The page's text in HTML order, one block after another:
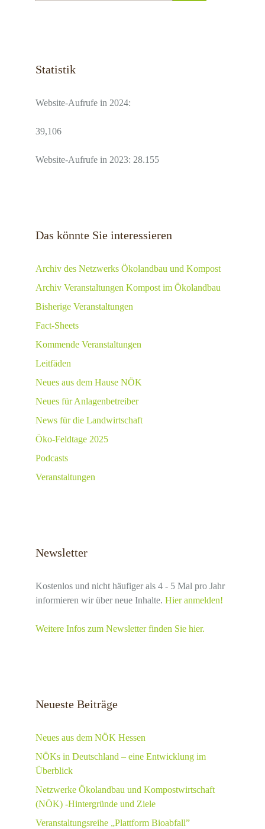
Statistik
Website-Aufrufe in 2024:
39,106
Website-Aufrufe in 2023: 28.155
Das könnte Sie interessieren
Archiv des Netzwerks Ökolandbau und Kompost
Archiv Veranstaltungen Kompost im Ökolandbau
Bisherige Veranstaltungen
Fact-Sheets
Kommende Veranstaltungen
Leitfäden
Neues aus dem Hause NÖK
Neues für Anlagenbetreiber
News für die Landwirtschaft
Öko-Feldtage 2025
Podcasts
Veranstaltungen
Newsletter
Kostenlos und nicht häufiger als 4 - 5 Mal pro Jahr
informieren wir über neue Inhalte. Hier anmelden!
Weitere Infos zum Newsletter finden Sie hier.
Neueste Beiträge
Neues aus dem NÖK Hessen
NÖKs in Deutschland – eine Entwicklung im
Überblick
Netzwerke Ökolandbau und Kompostwirtschaft
(NÖK) -Hintergründe und Ziele
Veranstaltungsreihe „Plattform Bioabfall”